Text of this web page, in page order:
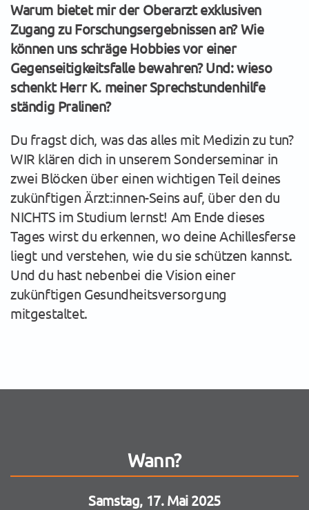
Warum bietet mir der Oberarzt exklusiven
Zugang zu Forschungsergebnissen an? Wie
können uns schräge Hobbies vor einer
Gegenseitigkeitsfalle bewahren? Und: wieso
schenkt Herr K. meiner Sprechstundenhilfe
ständig Pralinen?
Du fragst dich, was das alles mit Medizin zu tun?
WIR klären dich in unserem Sonderseminar in
zwei Blöcken über einen wichtigen Teil deines
zukünftigen Ärzt:innen-Seins auf, über den du
NICHTS im Studium lernst! Am Ende dieses
Tages wirst du erkennen, wo deine Achillesferse
liegt und verstehen, wie du sie schützen kannst.
Und du hast nebenbei die Vision einer
zukünftigen Gesundheitsversorgung
mitgestaltet.
Wann?
Samstag, 17. Mai 2025